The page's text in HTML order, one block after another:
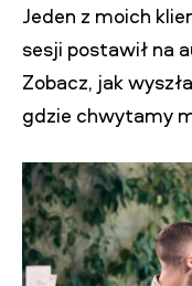
Jeden z moich
sesji postawił na
Zobacz, jak
gdzie chwytamy